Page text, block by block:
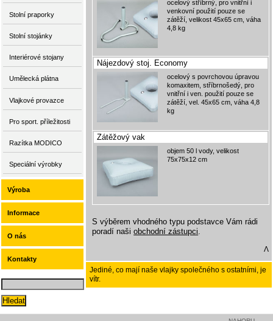
ocelový stříbrný, pro vnitřní i
venkovní použití pouze se
zátěží, velikost 45x65 cm, váha
4,8 kg
Nájezdový stoj. Economy
ocelový s povrchovou úpravou
komaxitem, stříbrnošedý, pro
vnitřní i ven. použití pouze se
zátěží, vel. 45x65 cm, váha 4,8
kg
Zátěžový vak
objem 50 l vody, velikost
75x75x12 cm
S výběrem vhodného typu podstavce Vám rádi
poradí našiobchodní zástupci.
Λ
Jediné, co mají naše vlajky společného s ostatními, je
vítr.
Stolní praporky
Stolní stojánky
Interiérové stojany
Umělecká plátna
Vlajkové provazce
Pro sport. příležitosti
Razítka MODICO
Speciální výrobky
Výroba
Informace
O nás
Kontakty